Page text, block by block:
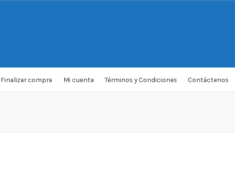
Finalizar compra Mi cuenta Términos y Condiciones Contáctenos